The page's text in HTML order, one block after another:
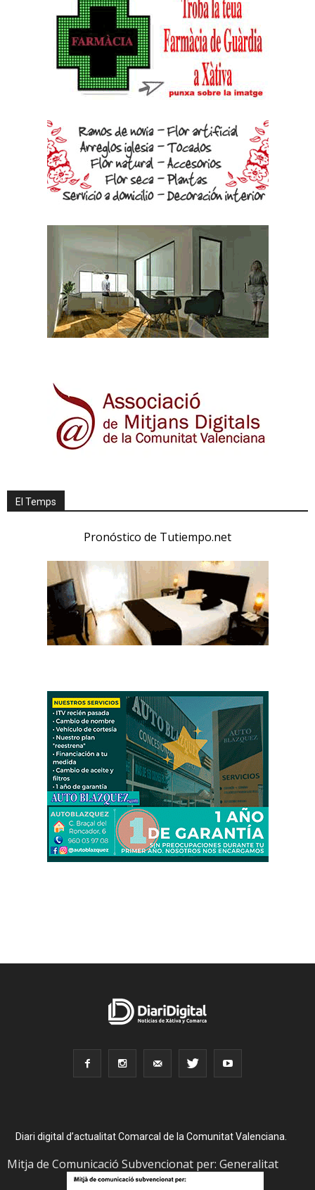
El Temps
Pronóstico de Tutiempo.net
Diari digital d’actualitat Comarcal de la Comunitat Valenciana.
Mitja de Comunicació Subvencionat per: Generalitat